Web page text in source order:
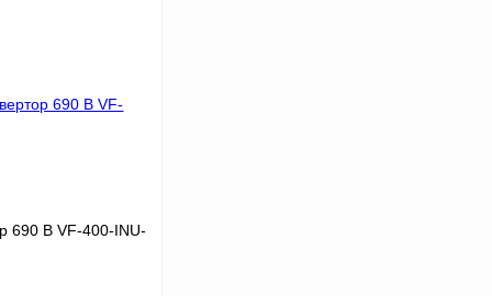
690 В VF-400-INU-